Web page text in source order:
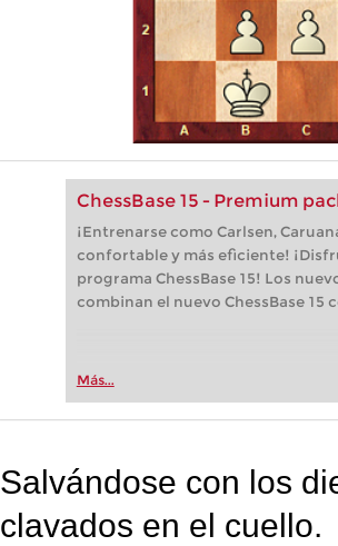
ChessBase 15 - Premium
¡Entrenarse como Carlsen,
confortable y más eficiente!
programa ChessBase 15! Los
combinan el nuevo ChessBase 15
Más...
Salvándose con los
clavados en el cuello.